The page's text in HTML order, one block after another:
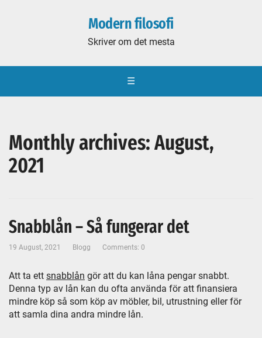
Modern filosofi
Skriver om det mesta
☰
Monthly archives: August,
2021
Snabblån – Så fungerar det
19 August, 2021 Blogg Comments: 0
Att ta ett snabblån gör att du kan låna pengar snabbt.
Denna typ av lån kan du ofta använda för att finansiera
mindre köp så som köp av möbler, bil, utrustning eller för
att samla dina andra mindre lån.